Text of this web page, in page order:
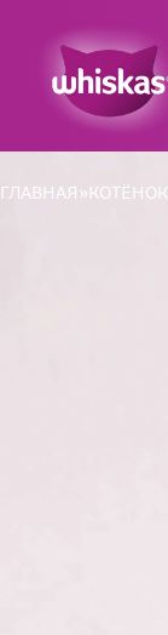
ГЛАВНАЯ КОТЁНОК